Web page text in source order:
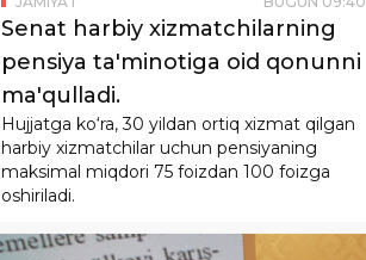
Senat harbiy xizmatchilarning
pensiya ta'minotiga oid qonunni
ma'qulladi.
Hujjatga ko‘ra, 30 yildan ortiq xizmat qilgan
harbiy xizmatchilar uchun pensiyaning
maksimal miqdori 75 foizdan 100 foizga
oshiriladi.